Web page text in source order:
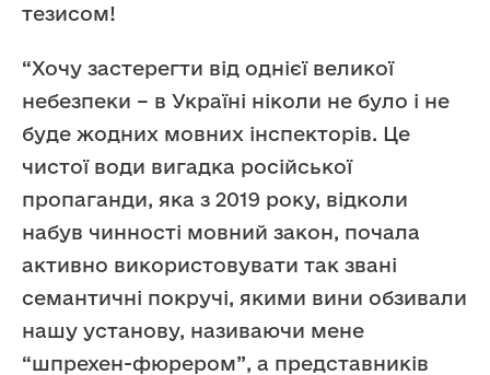
тезисом!
“Хочу застерегти від однієї великої
небезпеки – в Україні ніколи не було і не
буде жодних мовних інспекторів. Це
чистої води вигадка російської
пропаганди, яка з 2019 року, відколи
набув чинності мовний закон, почала
активно використовувати так звані
семантичні покручі, якими вини обзивали
нашу установу, називаючи мене
“шпрехен-фюрером”, а представників